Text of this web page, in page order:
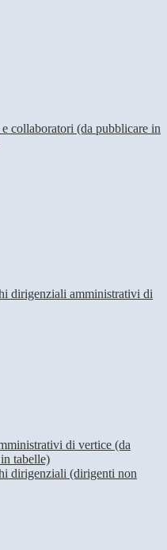
collaboratori (da pubblicare in
dirigenziali amministrativi di
di vertice (da
tabelle)
dirigenziali (dirigenti non